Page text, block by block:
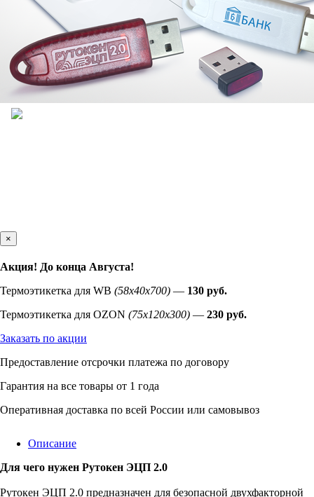
×
Акция! До конца Августа!
Термоэтикетка для WB (58х40х700) — 130 руб.
Термоэтикетка для OZON (75х120х300) — 230 руб.
Заказать по акции
Предоставление отсрочки платежа по договору
Гарантия на все товары от 1 года
Оперативная доставка по всей России или самовывоз
Описание
Для чего нужен Рутокен ЭЦП 2.0
Рутокен ЭЦП 2.0 предназначен для безопасной двухфакторной